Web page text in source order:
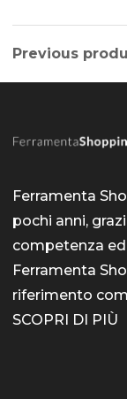
Previous
Ferramenta
pochi anni,
competenza
Ferramenta
riferimento
SCOPRI DI PIÙ